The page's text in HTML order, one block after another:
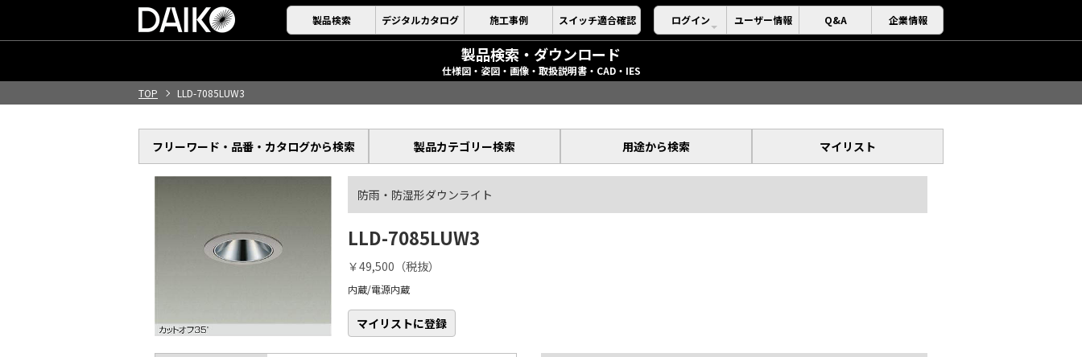
製品検索 デジタルカタログ 施工事例 スイッチ適合確認 ログイン ユーザー情報 Q&A 企業情報
製品検索・ダウンロード
仕様図・姿図・画像・取扱説明書・CAD・IES
TOP
LLD-7085LUW3
フリーワード・品番・ カタログから検索 製品カテゴリー検索 用途から検索 マイリスト
防雨・防湿形ダウンライト
LLD-7085LUW3
￥49,500（税抜）
内蔵/電源内蔵
マイリストに登録